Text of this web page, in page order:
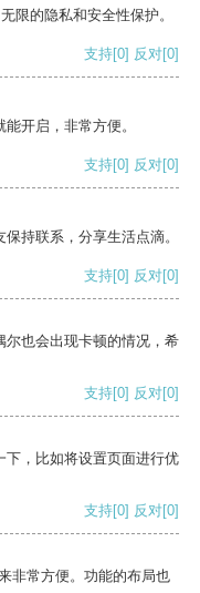
限的隐私和安全性保护。
支持[0] 反对[0]
开启，非常方便。
支持[0] 反对[0]
持联系，分享生活点滴。
支持[0] 反对[0]
尔也会出现卡顿的情况，希
支持[0] 反对[0]
下，比如将设置页面进行优
支持[0] 反对[0]
非常方便。功能的布局也